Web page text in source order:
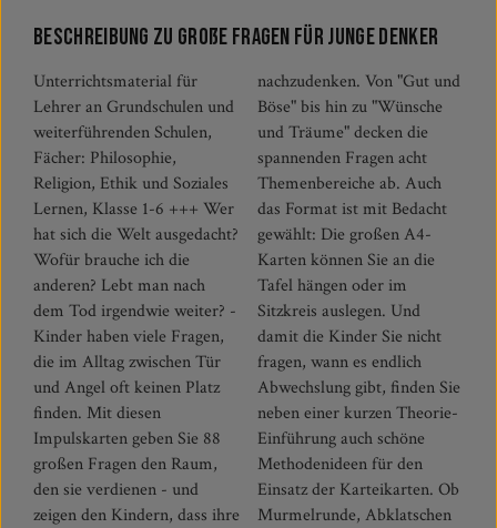
Beschreibung zu Große Fragen für junge Denker
Unterrichtsmaterial für
Lehrer an Grundschulen und
weiterführenden Schulen,
Fächer: Philosophie,
Religion, Ethik und Soziales
Lernen, Klasse 1-6 +++ Wer
hat sich die Welt ausgedacht?
Wofür brauche ich die
anderen? Lebt man nach
dem Tod irgendwie weiter? -
Kinder haben viele Fragen,
die im Alltag zwischen Tür
und Angel oft keinen Platz
finden. Mit diesen
Impulskarten geben Sie 88
großen Fragen den Raum,
den sie verdienen - und
zeigen den Kindern, dass ihre
nachzudenken. Von "Gut und
Böse" bis hin zu "Wünsche
und Träume" decken die
spannenden Fragen acht
Themenbereiche ab. Auch
das Format ist mit Bedacht
gewählt: Die großen A4-
Karten können Sie an die
Tafel hängen oder im
Sitzkreis auslegen. Und
damit die Kinder Sie nicht
fragen, wann es endlich
Abwechslung gibt, finden Sie
neben einer kurzen Theorie-
Einführung auch schöne
Methodenideen für den
Einsatz der Karteikarten. Ob
Murmelrunde, Abklatschen